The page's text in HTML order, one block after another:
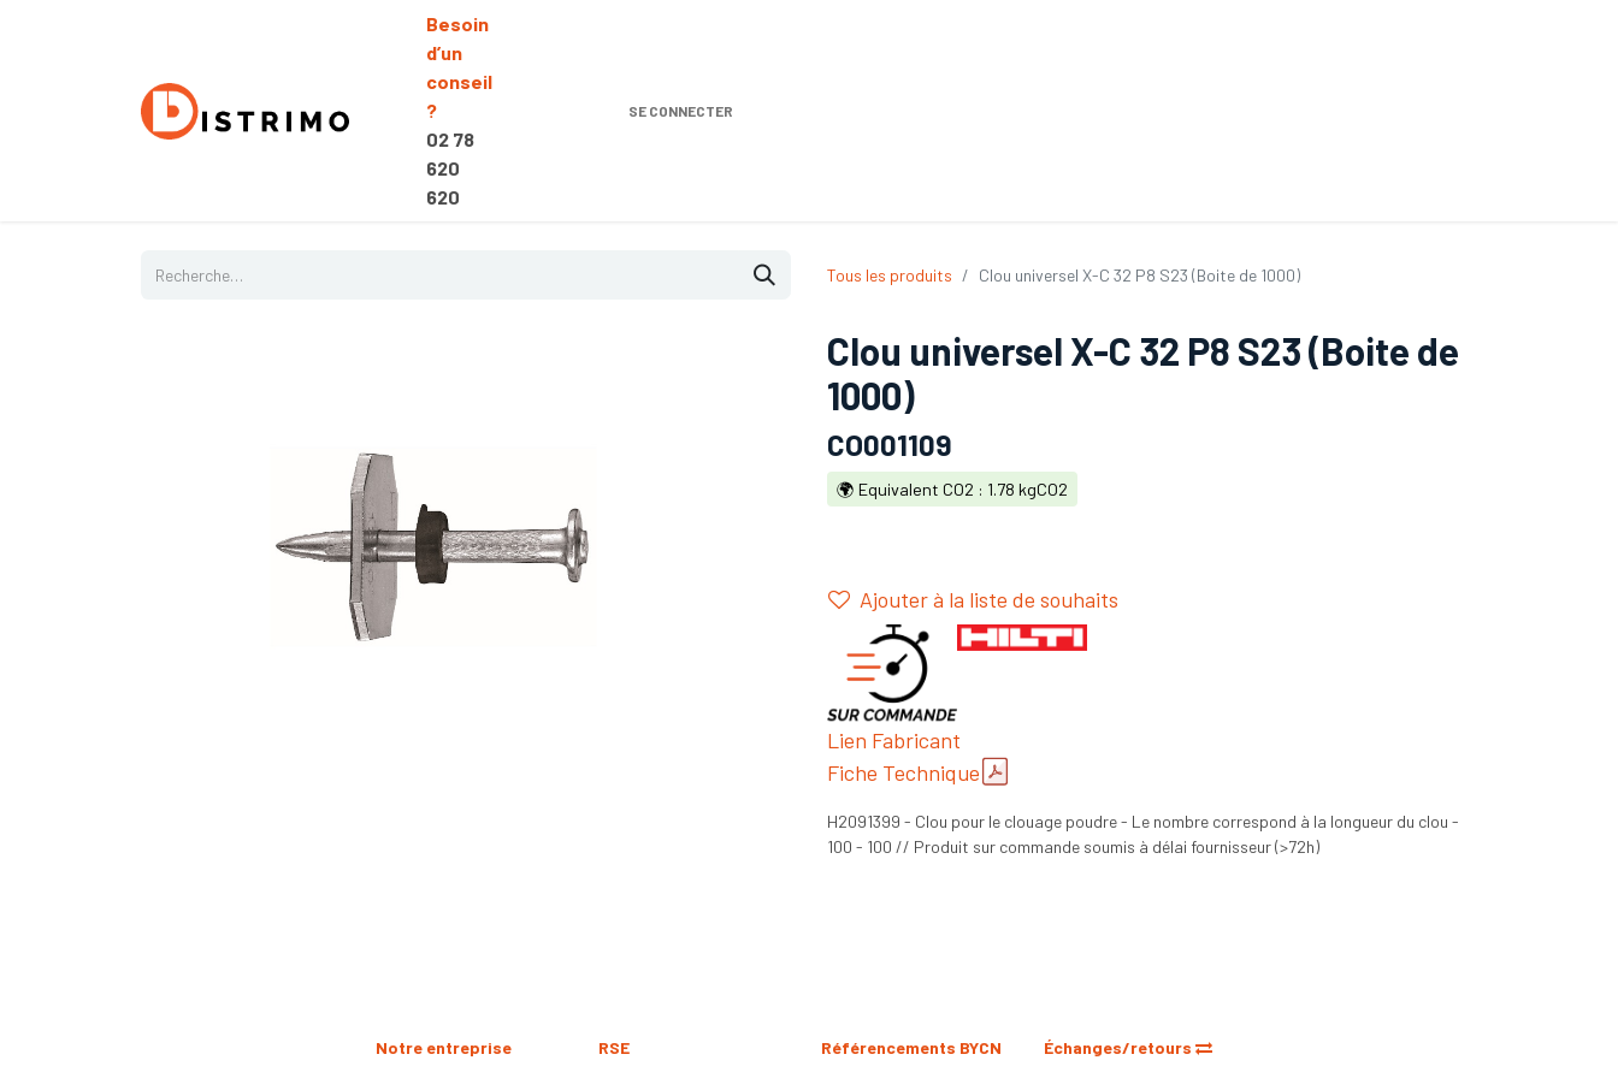
Besoin
d’un
conseil
?
02 78
620
620
SE CONNECTER
Tous les produits Clou universel X-C 32 P8 S23 (Boite de 1000)
Clou universel X-C 32 P8 S23 (Boite de
1000)
CO001109
🌍 Equivalent CO2 : 1.78 kgCO2
Ajouter à la liste de souhaits
Lien Fabricant
Fiche Technique
H2091399 - Clou pour le clouage poudre - Le nombre correspond à la longueur du clou -
100 - 100 // Produit sur commande soumis à délai fournisseur (>72h)
Échanges/retours
Référencements BYCN
RSE
Notre entreprise